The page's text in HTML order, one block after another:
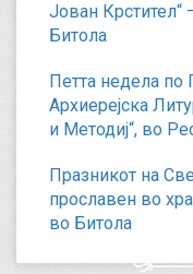
Јован
Битола
Петта недела по
Архиерејска
и Методиј“, во
Празникот на
прославен во
во Битола